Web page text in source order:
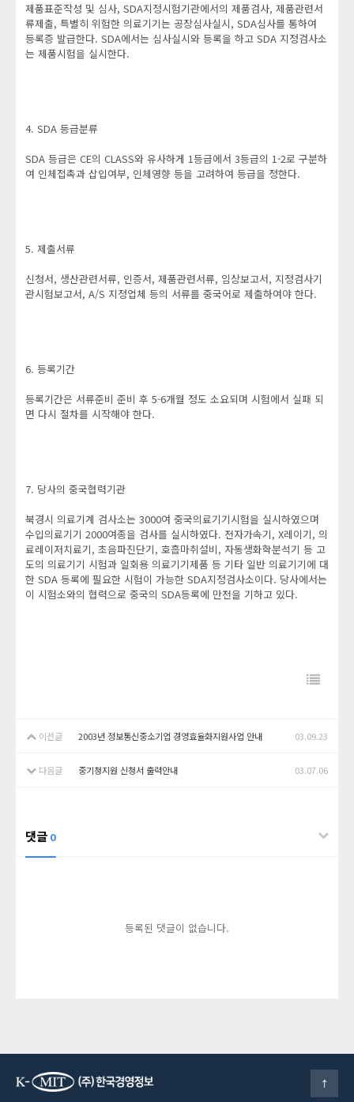
제품표준작성 및 심사, SDA지정시험기관에서의 제품검사, 제품관련서
류제출, 특별히 위험한 의료기기는 공장심사실시, SDA심사를 통하여
등록증 발급한다. SDA에서는 심사실시와 등록을 하고 SDA 지정검사소
는 제품시험을 실시한다.
4. SDA 등급분류
SDA 등급은 CE의 CLASS와 유사하게 1등급에서 3등급의 1-2로 구분하
여 인체접촉과 삽입여부, 인체영향 등을 고려하여 등급을 정한다.
5. 제출서류
신청서, 생산관련서류, 인증서, 제품관련서류, 임상보고서, 지정검사기
관시험보고서, A/S 지정업체 등의 서류를 중국어로 제출하여야 한다.
6. 등록기간
등록기간은 서류준비 준비 후 5-6개월 정도 소요되며 시험에서 실패 되
면 다시 절차를 시작해야 한다.
7. 당사의 중국협력기관
북경시 의료기계 검사소는 3000여 중국의료기기시험을 실시하였으며
수입의료기기 2000여종을 검사를 실시하였다. 전자가속기, X레이기, 의
료레이저치료기, 초음파진단기, 호흡마취설비, 자동생화학분석기 등 고
도의 의료기기 시험과 일회용 의료기기제품 등 기타 일반 의료기기에 대
한 SDA 등록에 필요한 시험이 가능한 SDA지정검사소이다. 당사에서는
이 시험소와의 협력으로 중국의 SDA등록에 만전을 기하고 있다.
이전글 2003년 정보통신중소기업 경영효율화지원사업 안내 03.09.23
다음글 중기청지원 신청서 출력안내 03.07.06
댓글 0
등록된 댓글이 없습니다.